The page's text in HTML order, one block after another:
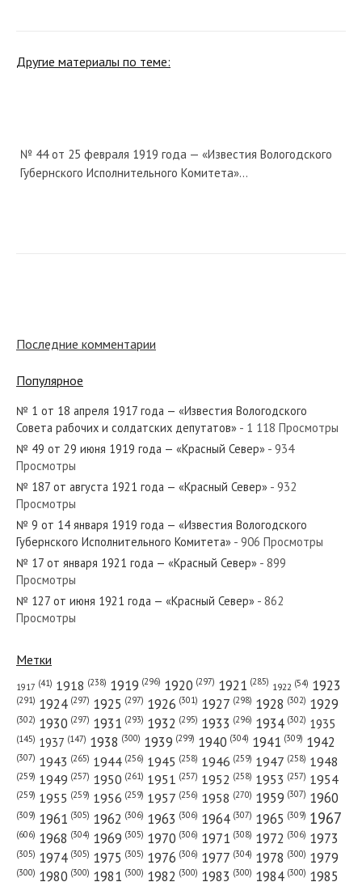
Другие материалы по теме:
№ 44 от 25 февраля 1919 года — «Известия Вологодского
Губернского Исполнительного Комитета»...
№ 208 от сентября 1941 года — «Красный Север»
№ 3 от января 1963 года — «Красный Север»
№ 254 от декабря 1953 года — «Красный Север»
№ 171 от июля 1964 года — «Красный Север»
№ 184 от сентября 1943 года — «Красный Север»
№ 161 от июля 1967 года — «Красный Север»
Последние комментарии
Популярное
№ 1 от 18 апреля 1917 года — «Известия Вологодского
Совета рабочих и солдатских депутатов» - 1 118 Просмотры
№ 49 от 29 июня 1919 года — «Красный Север» - 934
Просмотры
№ 187 от августа 1921 года — «Красный Север» - 932
Просмотры
№ 9 от 14 января 1919 года — «Известия Вологодского
Губернского Исполнительного Комитета» - 906 Просмотры
№ 17 от января 1921 года — «Красный Север» - 899
Просмотры
№ 127 от июня 1921 года — «Красный Север» - 862
Просмотры
Метки
1917 (41) 1918 (238) 1919 (296) 1920 (297) 1921 (285) 1922 (54) 1923
(291) 1924 (297) 1925 (297) 1926 (301) 1927 (298) 1928 (302) 1929
(302) 1930 (297) 1931 (293) 1932 (295) 1933 (296) 1934 (302) 1935
(145) 1937 (147) 1938 (300) 1939 (299) 1940 (304) 1941 (309) 1942
(307) 1943 (265) 1944 (256) 1945 (258) 1946 (259) 1947 (258) 1948
(259) 1949 (257) 1950 (261) 1951 (257) 1952 (258) 1953 (257) 1954
(259) 1955 (259) 1956 (259) 1957 (256) 1958 (270) 1959 (307) 1960
(309) 1961 (305) 1962 (306) 1963 (306) 1964 (307) 1965 (309) 1967
(606) 1968 (304) 1969 (305) 1970 (306) 1971 (308) 1972 (306) 1973
(305) 1974 (305) 1975 (305) 1976 (306) 1977 (304) 1978 (300) 1979
(300) 1980 (300) 1981 (300) 1982 (300) 1983 (300) 1984 (300) 1985